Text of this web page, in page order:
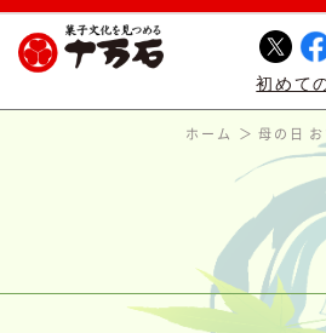
初めて
ホーム 母の日